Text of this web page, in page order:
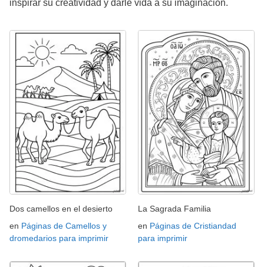
inspirar su creatividad y darle vida a su imaginación.
Dos camellos en el desierto
en Páginas de Camellos y
dromedarios para imprimir
La Sagrada Familia
en Páginas de Cristiandad
para imprimir